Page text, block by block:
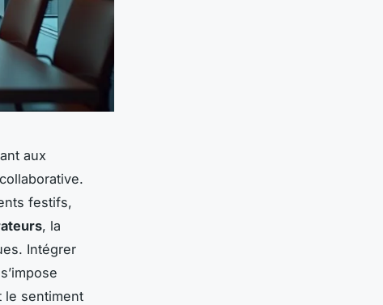
aux
festifs,
, la
Intégrer
s’impose
le sentiment